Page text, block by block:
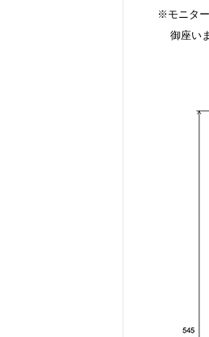
※モニター位
御座います